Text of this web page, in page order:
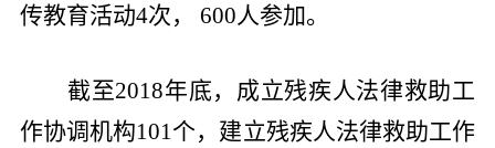
传教育活动4次， 600人参加。
截至2018年底，成立残疾人法律救助工
作协调机构101 个，建立残疾人法律救助工作